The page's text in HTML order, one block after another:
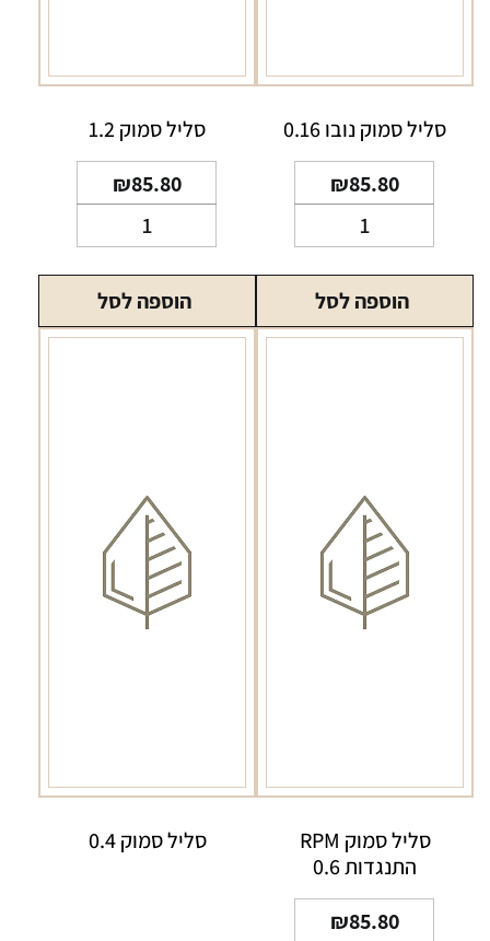
סליל סמוק נובו 0.16
₪85.80
של
סליל
סמוק
נובו
הוספה לסל
סליל סמוק 1.2
₪85.80
של
סליל
סמוק
1.2
הוספה לסל
סליל סמוק RPM
התנגדות 0.6
₪85.80
סליל סמוק 0.4